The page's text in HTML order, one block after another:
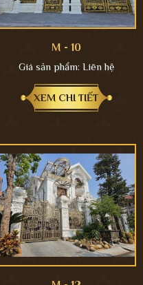
M - 10
Giá sản phẩm: Liên hệ
XEM CHI TIẾT